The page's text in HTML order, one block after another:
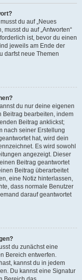
du auf „Neues
musst du auf „Antworten“
ist, bevor du einen
jeweils am Ende der
darfst neue Themen
du nur deine eigenen
Beitrag bearbeiten, indem
Beitrag anklickst;
nach seiner Erstellung
hat, wird dein
Es wird sowohl
angezeigt. Dieser
Beitrag geantwortet
Beitrag überarbeitet
eine Notiz hinterlassen,
dass normale Benutzer
darauf geantwortet
du zunächst eine
Bereich entwerfen.
kannst du in jedem
Du kannst eine Signatur